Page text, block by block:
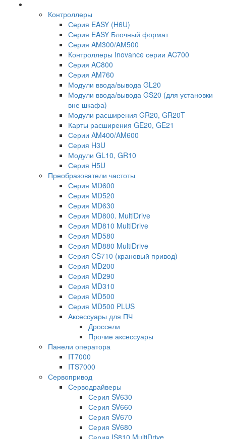
Контроллеры
Серия EASY (H6U)
Серия EASY Блочный формат
Серия AM300/AM500
Контроллеры Inovance серии AC700
Серия AC800
Серия AM760
Модули ввода/вывода GL20
Модули ввода/вывода GS20 (для установки
вне шкафа)
Модули расширения GR20, GR20T
Карты расширения GE20, GE21
Серии AM400/AM600
Серия H3U
Модули GL10, GR10
Серия H5U
Преобразователи частоты
Серия MD600
Серия MD520
Серия MD630
Серия MD800. MultiDrive
Серия MD810 MultiDrive
Серия MD580
Серия MD880 MultiDrive
Серия CS710 (крановый привод)
Серия MD200
Серия MD290
Серия MD310
Серия MD500
Серия MD500 PLUS
Аксессуары для ПЧ
Дроссели
Прочие аксессуары
Панели оператора
IT7000
ITS7000
Сервопривод
Серводрайверы
Серия SV630
Серия SV660
Серия SV670
Серия SV680